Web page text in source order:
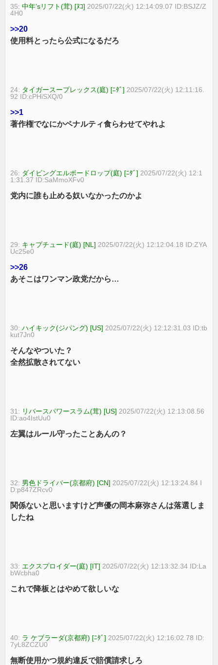
35:中年’sリフト(茸) [ﾇｺ] 2025/07/22(火) 12:14:09.07 ID:BSJZ/Z
4H0
>>20
使用料とったら公式になるだろ
24: タイガースープレックス(庭) [ﾆﾀﾞ] 2025/07/22(火) 12:11:16.
92 ID:cPHiSXQ/0
>>1
著作権でなにかペナルティ食らわせてやれよ
26: ダイビングエルボードロップ(庭) [ﾆﾀﾞ] 2025/07/22(火) 12:1
1:31.37 ID:SaMmoXFv0
党内に誰も止める奴いなかったのかよ
29: キャプチュード(庭) [NL] 2025/07/22(火) 12:12:04.18 ID:ZYA
Uc25e0
>>26
あそこはワンマン政党だから…
30:ハイキック(ジパング) [US] 2025/07/22(火) 12:12:31.03 ID:tb
kut7Jn0
そんなやついた？
全然拡散されてない
31: リバースパワースラム(茸) [US] 2025/07/22(火) 12:13:08.56
ID:ao4IstUu0
左翼はルール守ったことあんの？
32: 男色ドライバー(京都府) [CN] 2025/07/22(火) 12:13:24.84 I
D:p847ZRcv0
関係ないと思いますけど声優の岡本麻弥さんは落選しま
したね
33: エクスプロイダー(庭) [IT] 2025/07/22(火) 12:13:32.34 ID:La
bWcbha0
これで降板とはやめて欲しいな
40: ラ ケブラーダ(京都府) [ﾆﾀﾞ] 2025/07/22(火) 12:16:02.78 ID:
7yL8ZCZU0
無断使用かつ規約違反で賠償請求しろ